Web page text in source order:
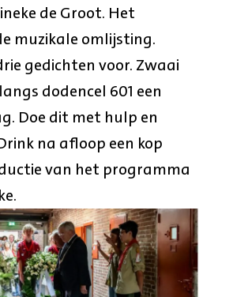
de Groot. Het
muzikale omlijsting.
gedichten voor. Zwaai
dodencel 601 een
Doe dit met hulp en
na afloop een kop
van het programma